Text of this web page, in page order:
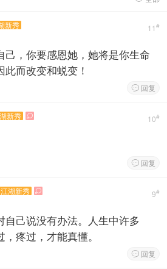
11 #
新秀
己，你要感恩她，她将是你生命
而改变和蜕变！
 回复
10#
新秀 
 回复
9#
湖新秀 
自己说没有办法。人生中许多
疼过，才能真懂。
 回复